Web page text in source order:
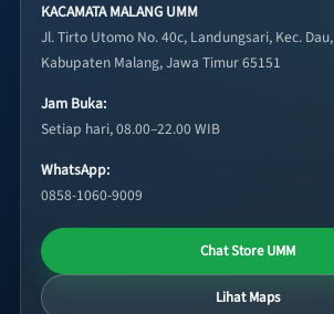
KACAMATA MALANG UMM
Jl. Tirto Utomo No. 40c, Landungsari, Kec. Dau,
Kabupaten Malang, Jawa Timur 65151
Jam Buka:
Setiap hari, 08.00–22.00 WIB
WhatsApp:
0858-1060-9009
Chat Store UMM
Lihat Maps